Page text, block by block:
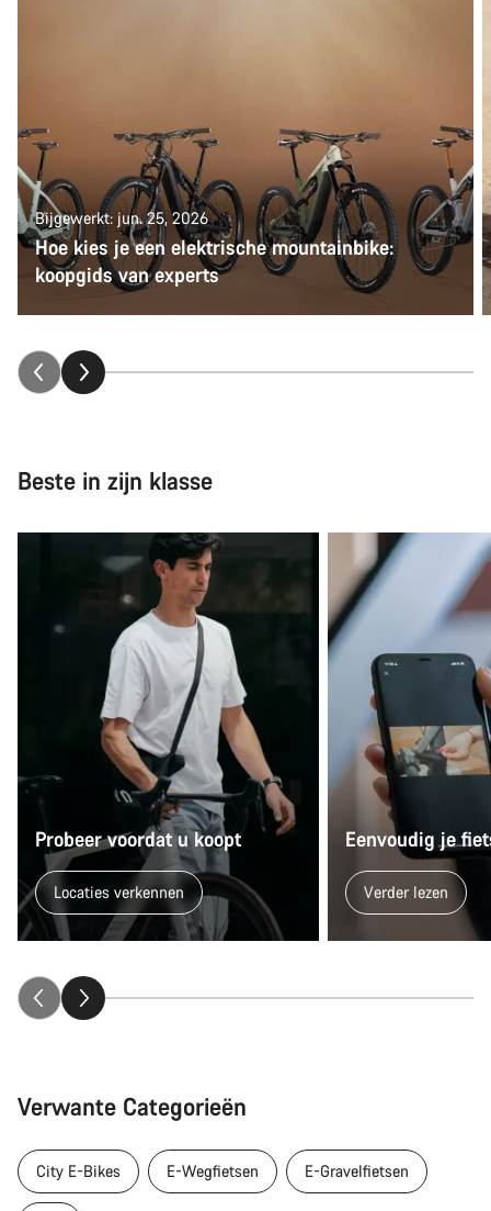
Bijgewerkt: jun. 25, 2026
Hoe kies je een elektrische mountainbike:
koopgids van experts
Beste in zijn klasse
Probeer voordat u koopt
Locaties verkennen
Eenvoudig je
Verder lezen
Verwante Categorieën
City E-Bikes E-Wegfietsen E-Gravelfietsen